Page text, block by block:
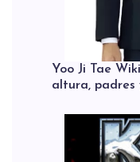
Yoo Ji Tae
altura, padres